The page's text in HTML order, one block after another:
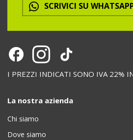
SCRIVICI SU
I PREZZI INDICATI SONO IVA 22%
La nostra azienda
Chi siamo
Dove siamo